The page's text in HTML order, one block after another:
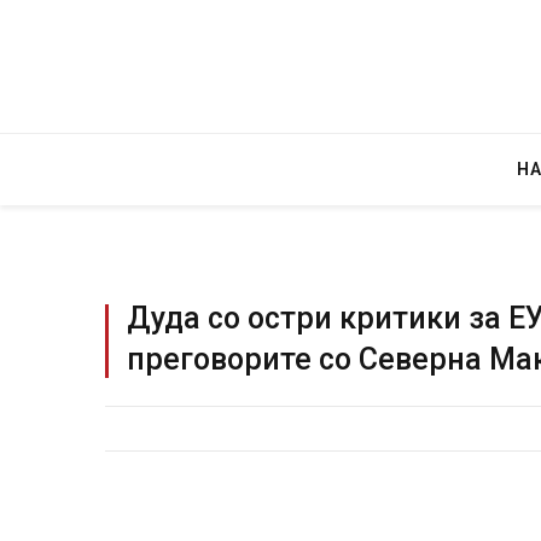
Дуда со остри критики за
преговорите со СевернаУште